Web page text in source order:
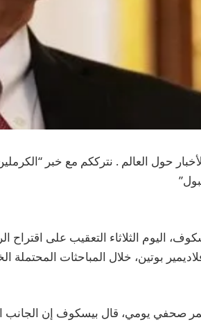
حول العالم . نترككم مع خبر
اليوم الثلاثاء التعقيب على اقتراح
بوتين، خلال المباحثات
صحفي يومي، قال بيسكوف إن